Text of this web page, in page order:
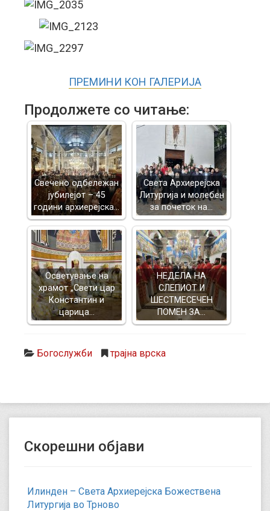
ПРЕМИНИ КОН ГАЛЕРИЈА
Продолжете со читање:
Свечено одбележан
јубилејот – 45
години архиерејска…
Света Архиерејска
Литургија и молебен
за почеток на…
Осветување на
храмот „Свети цар
Константин и
царица…
НЕДЕЛА НА
СЛЕПИОТ И
ШЕСТМЕСЕЧЕН
ПОМЕН ЗА…
Богослужби трајна врска
Скорешни објави
Илинден – Света Архиерејска Божествена
Литургија во Трново